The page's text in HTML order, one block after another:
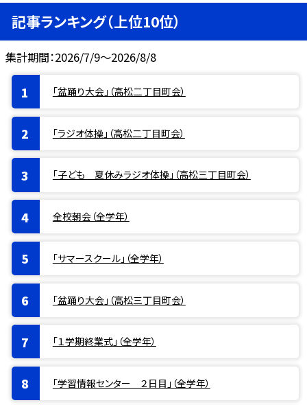
記事ランキング（上位10位）
集計期間：2026/7/9～2026/8/8
「盆踊り大会」（高松二丁目町会）
「ラジオ体操」（高松二丁目町会）
「子ども 夏休みラジオ体操」（高松三丁目町会）
全校朝会（全学年）
「サマースクール」（全学年）
「盆踊り大会」（高松三丁目町会）
「１学期終業式」（全学年）
「学習情報センター ２日目」（全学年）